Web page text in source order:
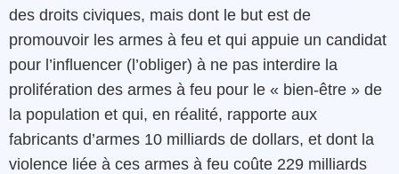
des droits civiques, mais dont le but est de
promouvoir les armes à feu et qui appuie un candidat
pour l’influencer (l’obliger) à ne pas interdire la
prolifération des armes à feu pour le « bien-être » de
la population et qui, en réalité, rapporte aux
fabricants d’armes 10 milliards de dollars, et dont la
violence liée à ces armes à feu coûte 229 milliards